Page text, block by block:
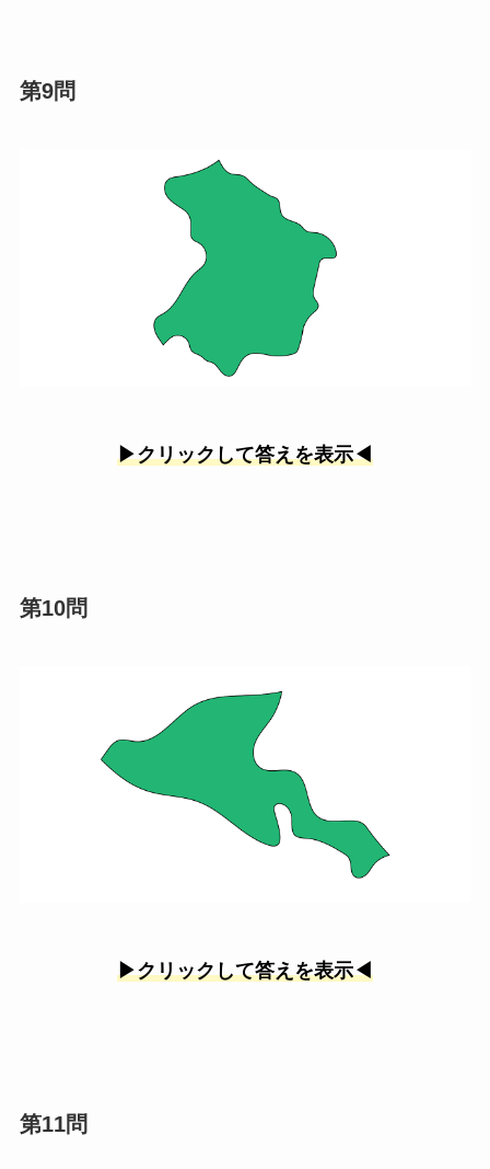
第9問
▶︎クリックして答えを表示◀︎
第10問
▶︎クリックして答えを表示◀︎
第11問